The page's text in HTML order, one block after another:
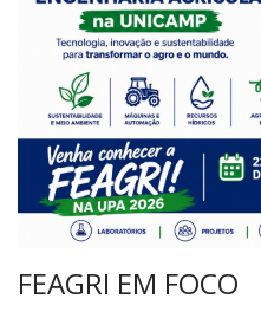
FEAGRI EM FOCO